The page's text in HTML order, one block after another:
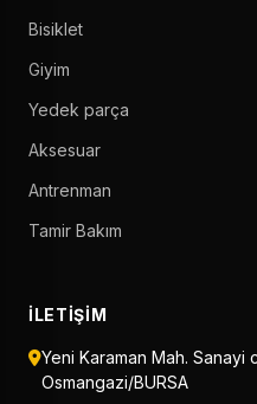
Bisiklet
Giyim
Yedek parça
Aksesuar
Antrenman
Tamir Bakım
İLETIŞIM
Yeni Karaman Mah. Sanayi
Osmangazi/BURSA